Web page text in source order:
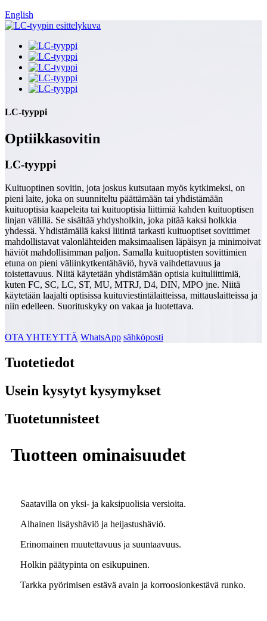
English
LC-tyyppi
Optiikkasovitin
LC-tyyppi
Kuituoptinen sovitin, jota joskus kutsutaan myös kytkimeksi, on
pieni laite, joka on suunniteltu päättämään tai yhdistämään
kuituoptisia kaapeleita tai kuituoptisia liittimiä kahden kuituoptisen
linjan välillä. Se sisältää yhdysholkin, joka pitää kaksi holkkia
yhdessä. Yhdistämällä kaksi liitintä tarkasti kuituoptiset sovittimet
mahdollistavat valonlähteiden maksimaalisen läpäisyn ja minimoivat
häviöt mahdollisimman paljon. Samalla kuituoptisten sovittimien
etuna on pieni väliinkytkentähäviö, hyvä vaihdettavuus ja
toistettavuus. Niitä käytetään yhdistämään optisia kuituliittimiä,
kuten FC, SC, LC, ST, MU, MTRJ, D4, DIN, MPO jne. Niitä
käytetään laajalti optisissa kuituviestintälaitteissa, mittauslaitteissa ja
niin edelleen. Suorituskyky on vakaa ja luotettava.
OTA YHTEYTTÄ WhatsApp sähköposti
Tuotetiedot
Usein kysytyt kysymykset
Tuotetunnisteet
Tuotteen ominaisuudet
Saatavilla on yksi- ja kaksipuolisia versioita.
Alhainen lisäyshäviö ja heijastushäviö.
Erinomainen muutettavuus ja suuntaavuus.
Holkin päätypinta on esikupuinen.
Tarkka pyörimisen estävä avain ja korroosionkestävä runko.